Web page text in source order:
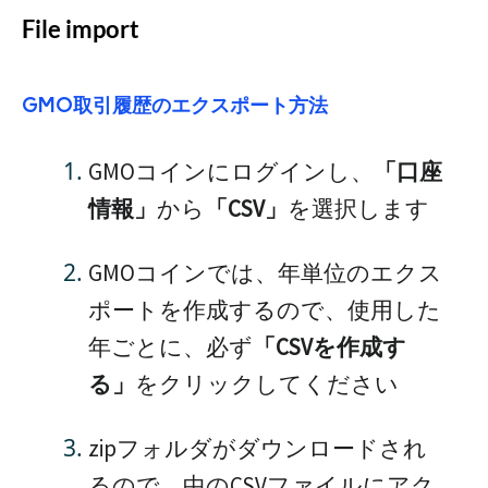
File import
GMO取引履歴のエクスポート方法
GMOコインにログインし、
「口座
情報」 から 「CSV」 を選択します
GMOコインでは、年単位のエクス
ポートを作成するので、使用した
年ごとに、必ず 「CSVを作成す
る」 をクリックしてください
zipフォルダがダウンロードされ